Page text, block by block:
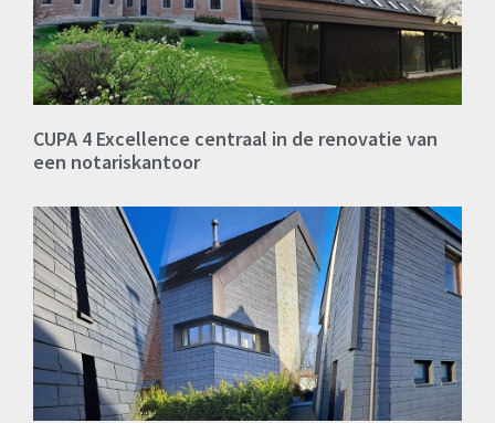
CUPA 4 Excellence centraal in de renovatie van
een notariskantoor